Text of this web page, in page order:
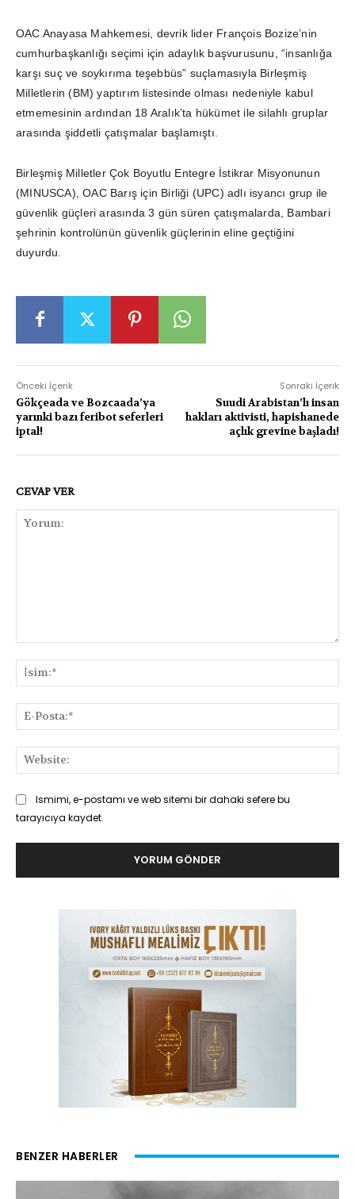
OAC Anayasa Mahkemesi, devrik lider François Bozize’nin
cumhurbaşkanlığı seçimi için adaylık başvurusunu, “insanlığa
karşı suç ve soykırıma teşebbüs” suçlamasıyla Birleşmiş
Milletlerin (BM) yaptırım listesinde olması nedeniyle kabul
etmemesinin ardından 18 Aralık’ta hükümet ile silahlı gruplar
arasında şiddetli çatışmalar başlamıştı.
Birleşmiş Milletler Çok Boyutlu Entegre İstikrar Misyonunun
(MINUSCA), OAC Barış için Birliği (UPC) adlı isyancı grup ile
güvenlik güçleri arasında 3 gün süren çatışmalarda, Bambari
şehrinin kontrolünün güvenlik güçlerinin eline geçtiğini
duyurdu.
Önceki İçerik
Gökçeada ve Bozcaada’ya
yarınki bazı feribot seferleri
iptal!
Sonraki İçerik
Suudi Arabistan’lı insan
hakları aktivisti, hapishanede
açlık grevine başladı!
CEVAP VER
Ismimi, e-postamı ve web sitemi bir dahaki sefere bu
tarayıcıya kaydet.
BENZER HABERLER